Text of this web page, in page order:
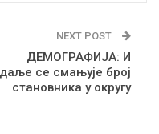
NEXT POST
ДЕМОГРАФИЈА: И
даље се смањује број
становника у округу